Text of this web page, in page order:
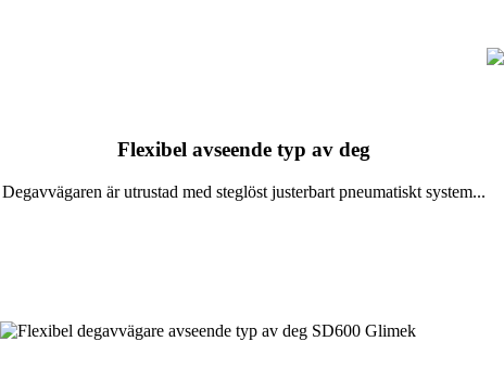
Flexibel avseende typ av deg
Degavvägaren är utrustad med steglöst justerbart pneumatiskt system...